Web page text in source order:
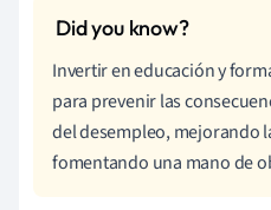
Invertir en educación y
para prevenir las
del desempleo, mejorando
fomentando una mano de